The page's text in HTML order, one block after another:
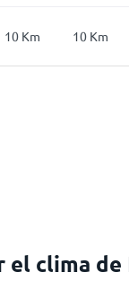
10 Km 10 Km
el clima de